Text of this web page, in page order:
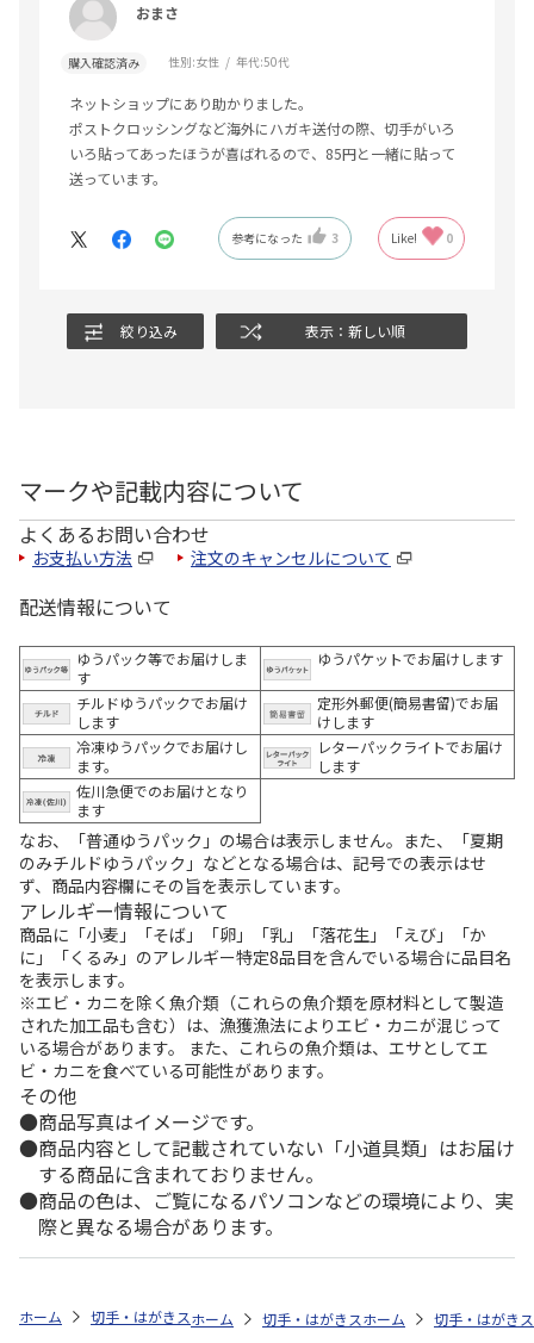
おまさ
購入確認済み 性別:女性 年代:50代
ネットショップにあり助かりました。
ポストクロッシングなど海外にハガキ送付の際、切手がいろ
いろ貼ってあったほうが喜ばれるので、85円と一緒に貼って
送っています。
参考になった 3 Like! 0
絞り込み 表示：新しい順
マークや記載内容について
よくあるお問い合わせ
お支払い方法 注文のキャンセルについて
配送情報について
ゆうパック等でお届けしま
す
ゆうパケットでお届けします
チルドゆうパックでお届け
します
定形外郵便(簡易書留)でお届
けします
冷凍ゆうパックでお届けし
ます。
レターパックライトでお届け
します
佐川急便でのお届けとなり
ます
なお、「普通ゆうパック」の場合は表示しません。また、「夏期
のみチルドゆうパック」などとなる場合は、記号での表示はせ
ず、商品内容欄にその旨を表示しています。
アレルギー情報について
商品に「小麦」「そば」「卵」「乳」「落花生」「えび」「か
に」「くるみ」のアレルギー特定8品目を含んでいる場合に品目名
を表示します。
※エビ・カニを除く魚介類（これらの魚介類を原材料として製造
された加工品も含む）は、漁獲漁法によりエビ・カニが混じって
いる場合があります。 また、これらの魚介類は、エサとしてエ
ビ・カニを食べている可能性があります。
その他
商品写真はイメージです。
商品内容として記載されていない「小道具類」はお届け
する商品に含まれておりません。
商品の色は、ご覧になるパソコンなどの環境により、実
際と異なる場合があります。
ホーム 切手・はがきストア 切手 15円切手 【特殊切手】国際文
ホーム 切手・はがきストア 国際文通 【
ホーム 切手・はがき